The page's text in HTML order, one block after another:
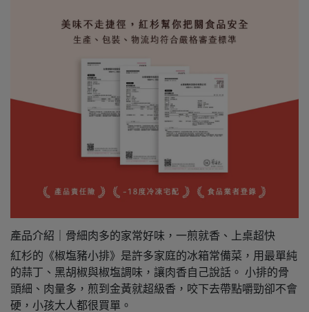
產品介紹｜骨細肉多的家常好味，一煎就香、上桌超快
紅杉的《椒塩豬小排》是許多家庭的冰箱常備菜，用最單純
的蒜丁、黑胡椒與椒塩調味，讓肉香自己說話。 小排的骨
頭細、肉量多，煎到金黃就超級香，咬下去帶點嚼勁卻不會
硬，小孩大人都很買單。